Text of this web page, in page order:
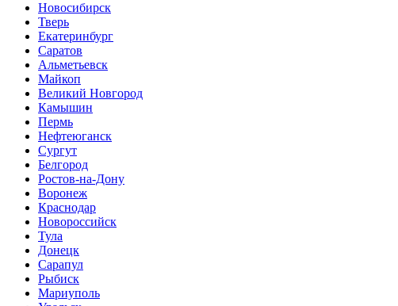
Новосибирск
Тверь
Екатеринбург
Саратов
Альметьевск
Майкоп
Великий Новгород
Камышин
Пермь
Нефтеюганск
Сургут
Белгород
Ростов-на-Дону
Воронеж
Краснодар
Новороссийск
Тула
Донецк
Сарапул
Рыбиск
Мариуполь